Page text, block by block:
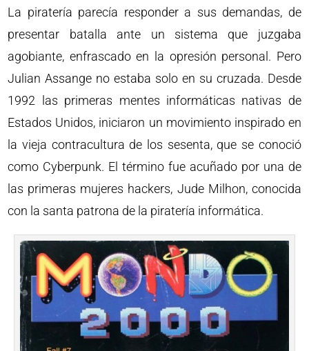
La piratería parecía responder a sus demandas, de
presentar batalla ante un sistema que juzgaba
agobiante, enfrascado en la opresión personal. Pero
Julian Assange no estaba solo en su cruzada. Desde
1992 las primeras mentes informáticas nativas de
Estados Unidos, iniciaron un movimiento inspirado en
la vieja contracultura de los sesenta, que se conoció
como Cyberpunk. El término fue acuñado por una de
las primeras mujeres hackers, Jude Milhon, conocida
con la santa patrona de la piratería informática.